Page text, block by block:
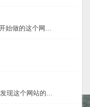
始做的这个网...
现这个网站的...